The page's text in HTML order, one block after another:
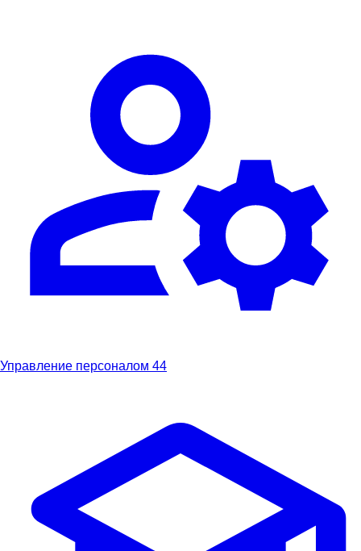
Управление персоналом 44